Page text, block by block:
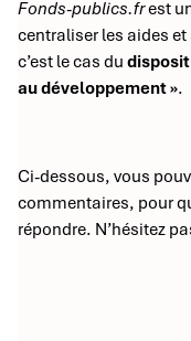
Fonds-publics.frest
centraliser les aides
c’est le cas du
au développement ».
Ci-dessous, vous
commentaires, pour
répondre. N’hésitez